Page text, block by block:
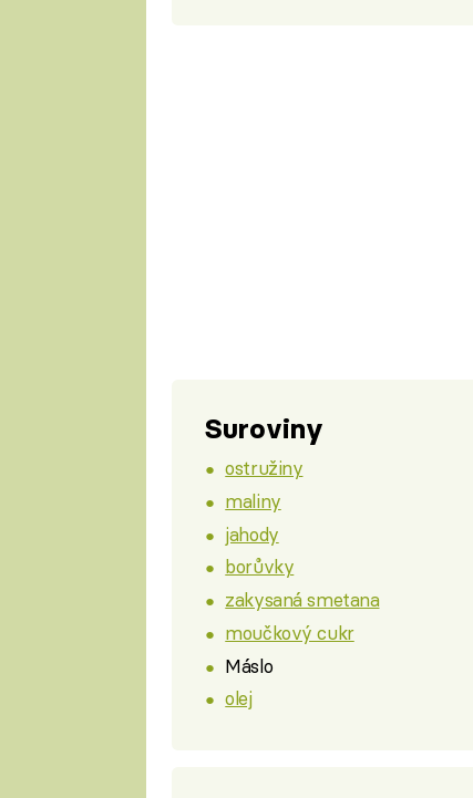
Suroviny
ostružiny
maliny
jahody
borůvky
zakysaná smetana
moučkový cukr
Máslo
olej